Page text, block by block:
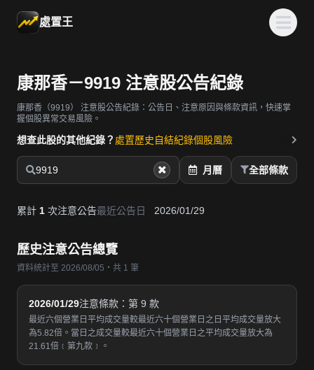
處置王
康那香－9919 注意股公告紀錄
康那香（9919）
注意股公告紀錄：公告日、注意原因與條款資訊，快速掌
握個股異常交易風險。
想查此股的其他紀錄？ 處置歷史自結紀錄個股風險
9919 月曆 全部條款
累計 1 次注意公告最近公告日 2026/01/29
歷史注意公告總覽
資料統計至 2026/08/05・共 1 筆
2026/01/29注意條款：第 9 款
最近六個營業日平均成交量較最近六十個營業日之日平均成交量放大
為5.82倍。當日之成交量較最近六十個營業日之平均成交量放大為
21.61倍﹝第九款﹞。